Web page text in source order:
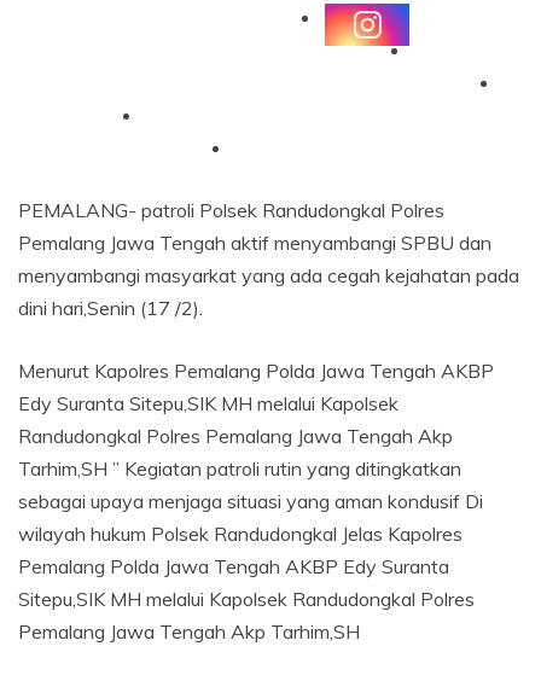
PEMALANG- patroli Polsek Randudongkal Polres
Pemalang Jawa Tengah aktif menyambangi SPBU dan
menyambangi masyarkat yang ada cegah kejahatan pada
dini hari,Senin (17 /2).
Menurut Kapolres Pemalang Polda Jawa Tengah AKBP
Edy Suranta Sitepu,SIK MH melalui Kapolsek
Randudongkal Polres Pemalang Jawa Tengah Akp
Tarhim,SH ” Kegiatan patroli rutin yang ditingkatkan
sebagai upaya menjaga situasi yang aman kondusif Di
wilayah hukum Polsek Randudongkal Jelas Kapolres
Pemalang Polda Jawa Tengah AKBP Edy Suranta
Sitepu,SIK MH melalui Kapolsek Randudongkal Polres
Pemalang Jawa Tengah Akp Tarhim,SH